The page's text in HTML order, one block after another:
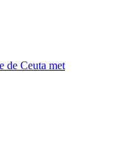
de Ceuta met